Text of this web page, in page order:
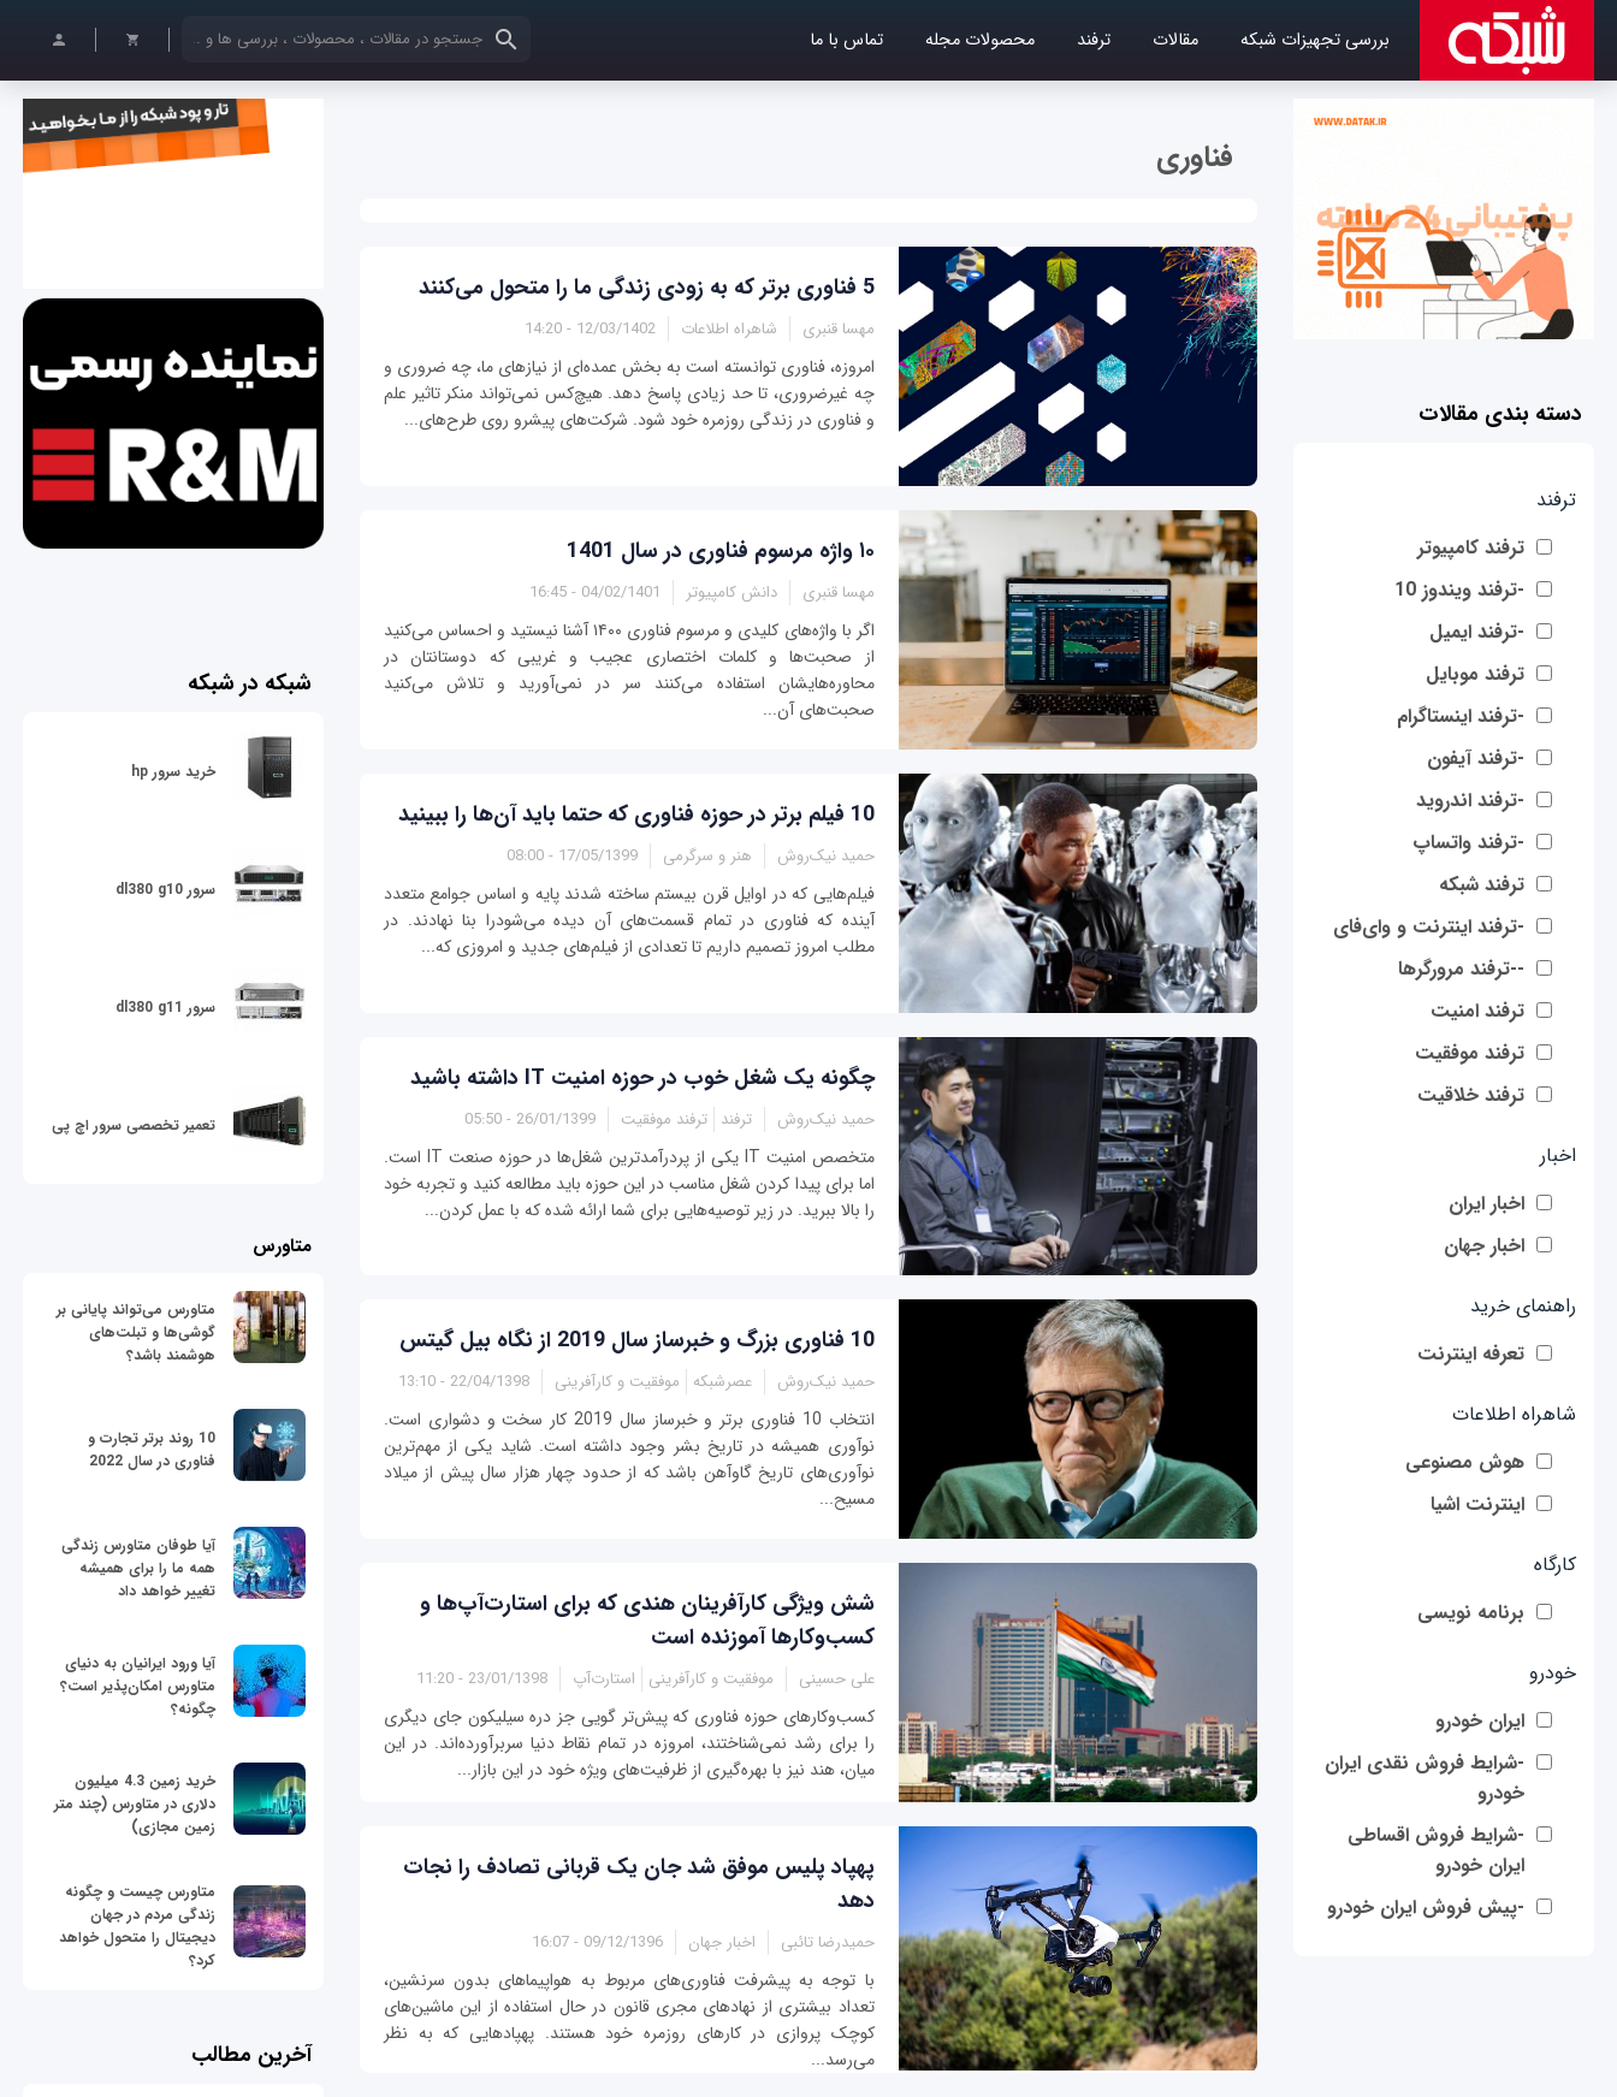
بررسی تجهیزات شبکه مقالات ترفند محصولات مجله تماس با ما کلمات کلیدی خود را وارد کنید
دسته بندی مقالات
ترفند
ترفند کامپیوتر
-ترفند ویندوز 10
-ترفند ایمیل
ترفند موبایل
-ترفند اینستاگرام
-ترفند آیفون
-ترفند اندروید
-ترفند واتساپ
ترفند شبکه
-ترفند اینترنت و وای‌فای
--ترفند مرورگرها
ترفند امنیت
ترفند موفقیت
ترفند خلاقیت
اخبار
اخبار ایران
اخبار جهان
راهنمای خرید
تعرفه اینترنت
شاهراه اطلاعات
هوش مصنوعی
اینترنت اشیا
کارگاه
برنامه نویسی
خودرو
ایران خودرو
-شرایط فروش نقدی ایران
خودرو
-شرایط فروش اقساطی
ایران خودرو
-پیش فروش ایران خودرو
فناوری
5 فناوری برتر که به زودی زندگی ما را متحول می‌کنند
مهسا قنبری شاهراه اطلاعات 12/03/1402 - 14:20
امروزه، فناوری‌ توانسته است به بخش عمده‌ای از نیازهای ما، چه ضروری و
چه غیرضروری، تا حد زیادی پاسخ دهد. هیچ‌کس نمی‌تواند منکر تاثیر علم
و فناوری در زندگی روزمره خود شود. شرکت‌های پیشرو روی طرح‌های...
۱۰ واژه مرسوم فناوری در سال 1401
مهسا قنبری دانش کامپیوتر 04/02/1401 - 16:45
اگر با واژه‌های کلیدی و مرسوم فناوری ۱۴۰۰ آشنا نیستید و احساس می‌کنید
از صحبت‌ها و کلمات اختصاری عجیب‌ و غریبی که دوستانتان در
محاوره‌هایشان استفاده می‌کنند سر در نمی‌آورید و تلاش می‌کنید
صحبت‌های آن...
10 فیلم برتر در حوزه فناوری که حتما باید آن‌ها را ببینید
حمید نیک‌روش هنر و سرگرمی 17/05/1399 - 08:00
فیلم‌هایی که در اوایل قرن بیستم ساخته شدند پایه و اساس جوامع متعدد
آینده که فناوری در تمام قسمت‌های آن دیده می‌شودرا بنا نهادند. در
مطلب امروز تصمیم داریم تا تعدادی از فیلم‌های جدید و امروزی که...
چگونه یک شغل خوب در حوزه امنیت IT داشته باشید
حمید نیک‌روش ترفند ترفند موفقیت 26/01/1399 - 05:50
متخصص امنیت IT یکی از پردرآمدترین شغل‌ها در حوزه صنعت IT است.
اما برای پیدا کردن شغل مناسب در این حوزه باید مطالعه کنید و تجربه خود
را بالا ببرید. در زیر توصیه‌هایی برای شما ارائه شده که با عمل کردن...
10 فناوری بزرگ و خبرساز سال 2019 از نگاه بیل گیتس
حمید نیک‌روش عصرشبکه موفقیت و کارآفرینی 22/04/1398 - 13:10
انتخاب 10 فناوری برتر و خبرساز سال 2019 کار سخت و دشواری است.
نوآوری همیشه در تاریخ بشر وجود داشته است. شاید یکی از مهم‌ترین
نوآوری‌های تاریخ گاوآهن باشد که از حدود چهار هزار سال پیش از میلاد
مسیح...
شش ویژگی کارآفرینان هندی که برای استارت‌آپ‌ها و
کسب‌وکارها آموزنده است
علی حسینی موفقیت و کارآفرینی استارت‌آپ 23/01/1398 - 11:20
کسب‌وکارهای حوزه فناوری که پیش‌تر گویی جز دره سیلیکون جای دیگری
را برای رشد نمی‌شناختند، امروزه در تمام نقاط دنیا سربرآورده‌اند. در این
میان، هند نیز با بهره‌گیری از ظرفیت‌های ویژه خود در این بازار...
پهپاد پلیس موفق شد جان یک قربانی تصادف را نجات
دهد
حمیدرضا تائبی اخبار جهان 09/12/1396 - 16:07
با توجه به پیشرفت فناوری‌های مربوط به هواپیماهای بدون سرنشین،
تعداد بیشتری از نهادهای مجری قانون در حال استفاده از این ماشین‌های
کوچک پروازی در کارهای روزمره خود هستند. پهپادهایی که به نظر
می‌رسد...
شبکه در شبکه
خرید سرور hp
سرور dl380 g10
سرور dl380 g11
تعمیر تخصصی سرور اچ پی
متاورس
متاورس می‌تواند پایانی بر
گوشی‌ها و تبلت‌های
هوشمند باشد؟
10 روند برتر تجارت و
فناوری در سال 2022
آیا طوفان متاورس زندگی
همه ما را برای همیشه
تغییر خواهد داد
آیا ورود ایرانیان به دنیای
متاورس امکان‌پذیر است؟
چگونه؟
خرید زمین 4.3 میلیون
دلاری در متاورس (چند متر
زمین مجازی)
متاورس چیست و چگونه
زندگی مردم در جهان
دیجیتال را متحول خواهد
کرد؟
آخرین مطالب